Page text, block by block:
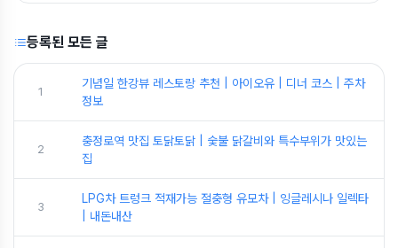
등록된 모든 글
1
기념일 한강뷰 레스토랑 추천 | 아이오유 | 디너 코스 | 주차
정보
2
충정로역 맛집 토닭토닭 | 숯불 닭갈비와 특수부위가 맛있는
집
3
LPG차 트렁크 적재가능 절충형 유모차 | 잉글레시나 일렉타
| 내돈내산